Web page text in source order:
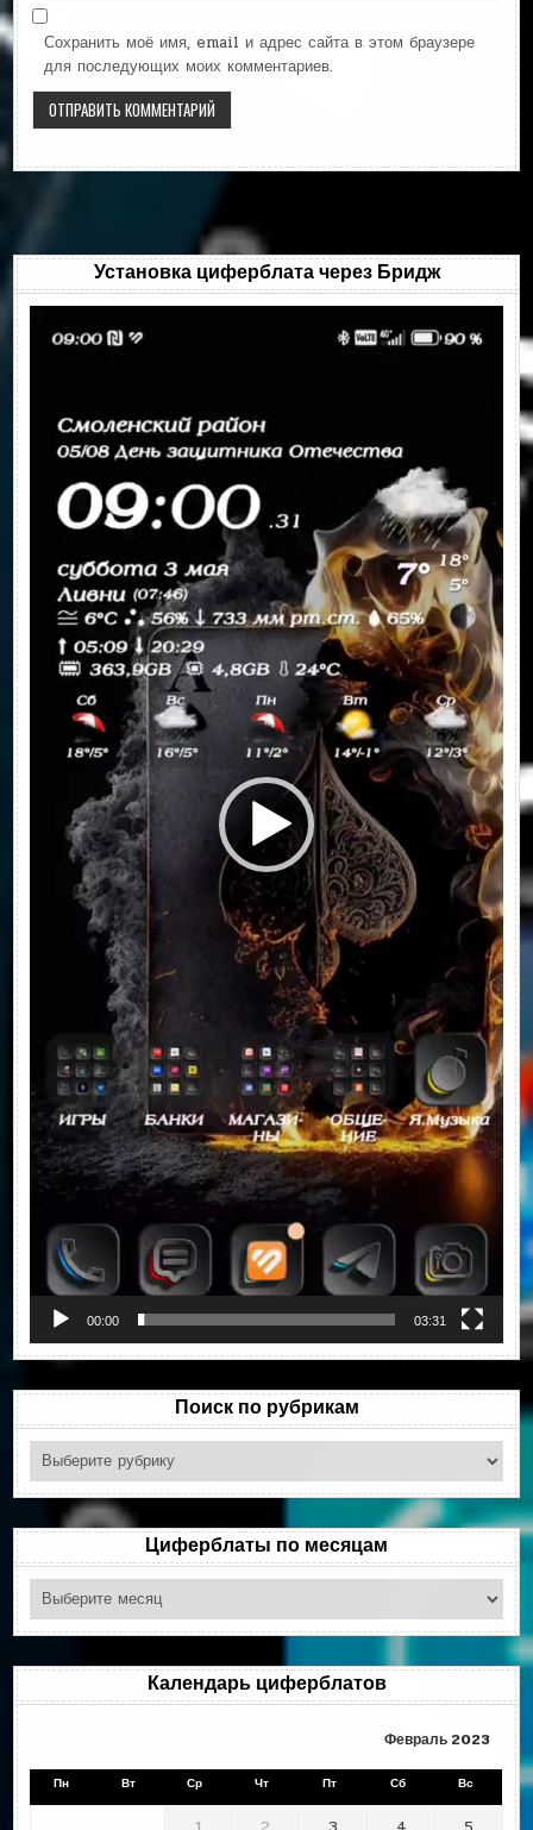
Сохранить моё имя, email и адрес сайта в этом браузере
для последующих моих комментариев.
Установка циферблата через Бридж
00:00 03:31
Поиск по рубрикам
Поиск
рубрикам
Циферблаты по месяцам
Циферблаты
месяцам
Календарь циферблатов
Февраль 2023
Пн Вт Ср Чт Пт Сб Вс